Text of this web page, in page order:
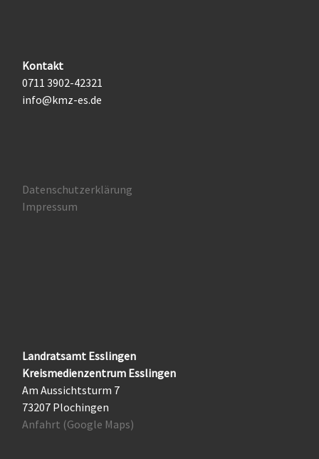
Kontakt
0711 3902-42321
info@kmz-es.de
Datenschutzerklärung
Impressum
Landratsamt Esslingen
Kreismedienzentrum Esslingen
Am Aussichtsturm 7
73207 Plochingen
Anfahrt (Google Maps)